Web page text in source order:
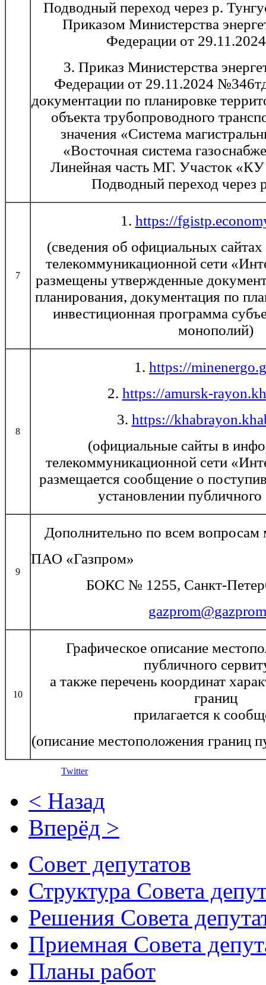
Подводный переход через р.
Приказом Министерства
Федерации от
3. Приказ Министерства
Федерации от 29.11.2024
документации по планировке
объекта трубопроводного
значения «Система
«Восточная система
Линейная часть МГ. Участок
Подводный переход через
7
1. https://
(сведения об официальных
телекоммуникационной сети
размещены утвержденные
планирования, документация по
инвестиционная программа
монополий)
8
1. https://
2. https://amursk-
3. https://
(официальные сайты в
телекоммуникационной сети
размещается сообщение о
установлении публичного
9
Дополнительно по всем
ПАО «Газпром»
БОКС № 1255, Санкт-
10
Графическое описание
публичного
а также перечень координат
границ
прилагается к
(описание местоположения границ
Twitter
< Назад
Вперёд >
Совет депутатов
Структура Совета
Решения Совета
Приемная Совета
Планы работ